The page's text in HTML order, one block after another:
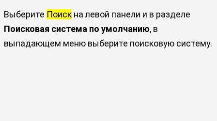
Выберите Поиск на левой панели и в разделе
Поисковая система по умолчанию, в
выпадающем меню выберите поисковую систему.